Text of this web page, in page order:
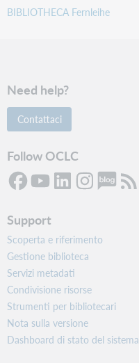
BIBLIOTHECA Fernleihe
Need help?
Contattaci
Follow OCLC
Support
Scoperta e riferimento
Gestione biblioteca
Servizi metadati
Condivisione risorse
Strumenti per bibliotecari
Nota sulla versione
Dashboard di stato del sistema